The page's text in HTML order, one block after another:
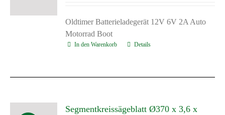
Oldtimer Batterieladegerät 12V 6V 2A Auto
Motorrad Boot
In den Warenkorb Details
Segmentkreissägeblatt Ø370 x 3,6 x